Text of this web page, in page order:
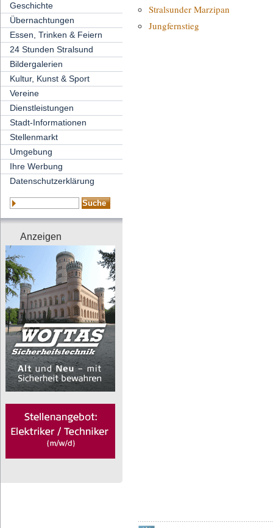
Geschichte
Übernachtungen
Essen, Trinken & Feiern
24 Stunden Stralsund
Bildergalerien
Kultur, Kunst & Sport
Vereine
Dienstleistungen
Stadt-Informationen
Stellenmarkt
Umgebung
Ihre Werbung
Datenschutzerklärung
Anzeigen
Stralsunder Marzipan
Jungfernstieg